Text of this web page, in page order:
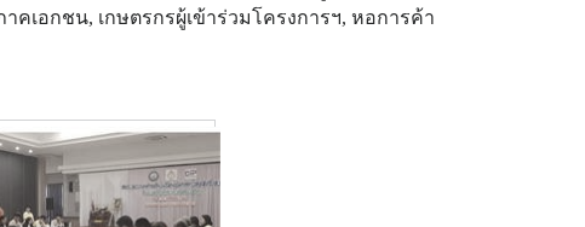
เอกชน, เกษตรกรผู้เข้าร่วมโครงการฯ, หอการค้า